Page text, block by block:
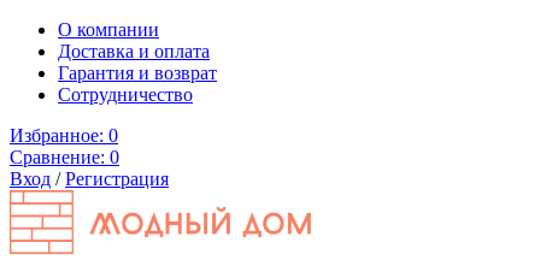
О компании
Доставка и оплата
Гарантия и возврат
Сотрудничество
Избранное: 0
Сравнение: 0
Вход /Регистрация